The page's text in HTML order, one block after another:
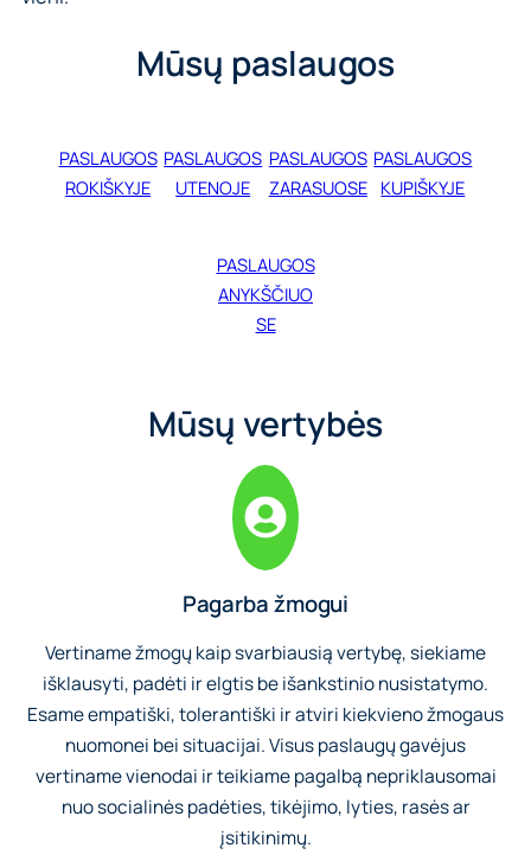
Mūsų paslaugos
PASLAUGOS
ROKIŠKYJE
PASLAUGOS
UTENOJE
PASLAUGOS
ZARASUOSE
PASLAUGOS
KUPIŠKYJE
PASLAUGOS
ANYKŠČIUO
SE
Mūsų vertybės
Pagarba žmogui
Vertiname žmogų kaip svarbiausią vertybę, siekiame
išklausyti, padėti ir elgtis be išankstinio nusistatymo.
Esame empatiški, tolerantiški ir atviri kiekvieno žmogaus
nuomonei bei situacijai. Visus paslaugų gavėjus
vertiname vienodai ir teikiame pagalbą nepriklausomai
nuo socialinės padėties, tikėjimo, lyties, rasės ar
įsitikinimų.